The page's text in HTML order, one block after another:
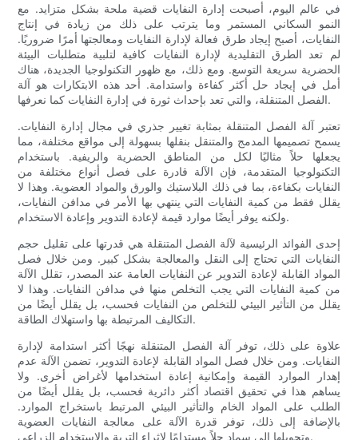
في عالم اليوم، أصبحت إدارة النفايات قضية ملحة بشكل متزايد. مع
النمو السكاني المستمر وما يترتب على ذلك من زيادة في إنتاج
النفايات، أصبح إيجاد طرق فعالة لإدارة النفايات ومعالجتها أمرًا ضروريًا.
لم تعد الطرق التقليدية لإدارة النفايات كافية لتلبية متطلبات البيئة
الحضرية سريعة التوسع. ومع ذلك، مع ظهور التكنولوجيا الجديدة، هناك
أمل في إيجاد حل أكثر كفاءة واستدامة. أحد هذه الابتكارات هو آلة
الفصل المتنقلة، والتي تعد بإحداث ثورة في إدارة النفايات كما نعرفها.
تعتبر آلة الفصل المتنقلة بمثابة تغيير جذري في مجال إدارة النفايات.
يسمح تصميمها المدمج والمتنقل بنقلها بسهولة إلى مواقع مختلفة، مما
يجعلها حلاً مثاليًا لكل من المناطق الحضرية والريفية. باستخدام
التكنولوجيا المتقدمة، فإن الآلة قادرة على فصل أنواع مختلفة من
النفايات بكفاءة، بما في ذلك البلاستيك والورق والمواد العضوية. وهذا لا
يقلل فقط من كمية النفايات التي ينتهي بها الأمر في مدافن النفايات،
ولكنه يوفر أيضًا موارد قيمة لإعادة التدوير وإعادة الاستخدام.
إحدى الفوائد الرئيسية لآلة الفصل المتنقلة هي قدرتها على تقليل حجم
النفايات التي تحتاج إلى النقل والمعالجة بشكل كبير. ومن خلال فصل
المواد القابلة لإعادة التدوير عن النفايات العامة عند المصدر، تقلل الآلة
من كمية النفايات التي يجب التخلص منها في مدافن النفايات. وهذا لا
يقلل من التأثير البيئي للتخلص من النفايات فحسب، بل يقلل أيضًا من
التكاليف المرتبطة بها واستهلاك الطاقة.
علاوة على ذلك، توفر آلة الفصل المتنقلة نهجًا أكثر استدامة لإدارة
النفايات. ومن خلال فصل المواد القابلة لإعادة التدوير، تضمن الآلة عدم
إهدار الموارد القيمة وإمكانية إعادة استخدامها لأغراض أخرى. ولا
يساهم هذا في تحقيق اقتصاد أكثر دائرية فحسب، بل يقلل أيضًا من
الطلب على المواد الخام والتأثير البيئي المرتبط باستخراج الموارد.
بالإضافة إلى ذلك، توفر قدرة الآلة على معالجة النفايات العضوية
وتحويلها إلى سماد حلاً مستدامًا لإثراء التربة والاستخدام الزراعي.